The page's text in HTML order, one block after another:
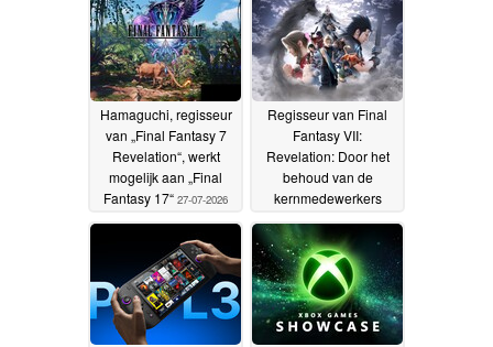
Hamaguchi, regisseur
van „Final Fantasy 7
Revelation“, werkt
mogelijk aan „Final
Fantasy 17“ 27-07-2026
Regisseur van Final
Fantasy VII:
Revelation: Door het
behoud van de
kernmedewerkers
als gevolg van de
hedendaagse
ontwikkelingscycli van
AAA-games worden
voorkomen11-06-2026